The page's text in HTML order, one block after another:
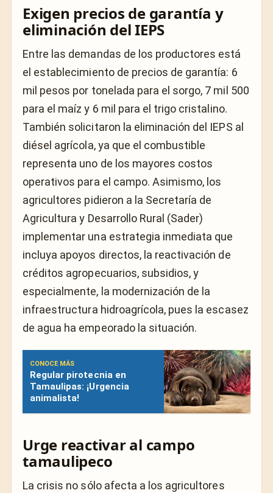
Exigen precios de garantía y
eliminación del IEPS
Entre las demandas de los productores está
el establecimiento de precios de garantía: 6
mil pesos por tonelada para el sorgo, 7 mil 500
para el maíz y 6 mil para el trigo cristalino.
También solicitaron la eliminación del IEPS al
diésel agrícola, ya que el combustible
representa uno de los mayores costos
operativos para el campo. Asimismo, los
agricultores pidieron a la Secretaría de
Agricultura y Desarrollo Rural (Sader)
implementar una estrategia inmediata que
incluya apoyos directos, la reactivación de
créditos agropecuarios, subsidios, y
especialmente, la modernización de la
infraestructura hidroagrícola, pues la escasez
de agua ha empeorado la situación.
CONOCE MÁS
Regular pirotecnia en
Tamaulipas: ¡Urgencia
animalista!
Urge reactivar al campo
tamaulipeco
La crisis no sólo afecta a los agricultores